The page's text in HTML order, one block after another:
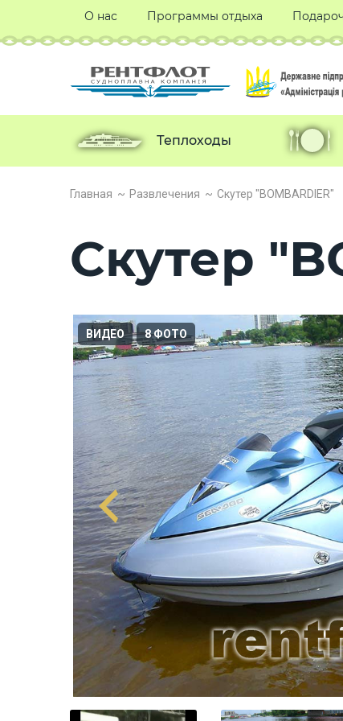
Главная Развлечения Скутер "BOMBARDIER"
Скутер
ВИДЕО 8 ФОТО
О нас Программы отдыха
Теплоходы